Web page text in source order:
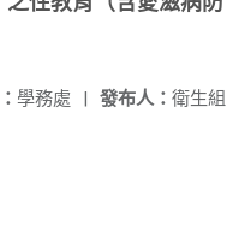
發布人： 衛生組
學務處 |